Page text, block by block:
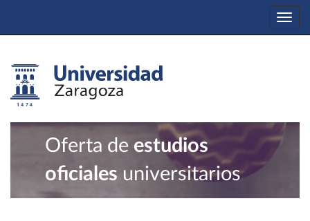
Oferta de estudios
oficiales universitarios